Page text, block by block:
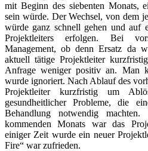
mit Beginn des siebenten Monats,
sein würde. Der Wechsel, von dem
würde ganz schnell gehen und auf
Projektleiters erfolgen. Bei
Management, ob denn Ersatz da
aktuell tätige Projektleiter
Anfrage weniger positiv an. Man
wurde ignoriert. Nach Ablauf des
Projektleiter kurzfristig um
gesundheitlicher Probleme, die
Behandlung notwendig
kommenden Monats war das
einiger Zeit wurde ein neuer
Fire“ war zufrieden.